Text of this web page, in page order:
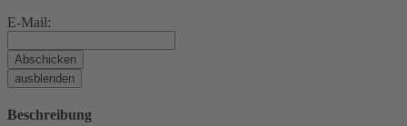
E-Mail:
Abschicken
ausblenden
Beschreibung